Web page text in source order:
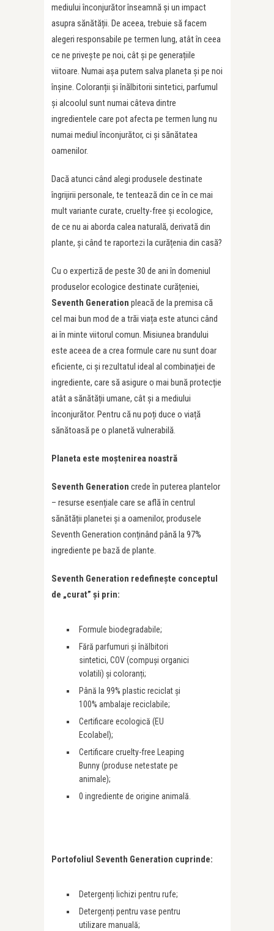
mediului înconjurător înseamnă și un impact
asupra sănătății. De aceea, trebuie să facem
alegeri responsabile pe termen lung, atât în ceea
ce ne privește pe noi, cât și pe generațiile
viitoare. Numai așa putem salva planeta și pe noi
înșine. Coloranții și înălbitorii sintetici, parfumul
și alcoolul sunt numai câteva dintre
ingredientele care pot afecta pe termen lung nu
numai mediul înconjurător, ci și sănătatea
oamenilor.
Dacă atunci când alegi produsele destinate
îngrijirii personale, te tentează din ce în ce mai
mult variante curate, cruelty-free și ecologice,
de ce nu ai aborda calea naturală, derivată din
plante, și când te raportezi la curățenia din casă?
Cu o expertiză de peste 30 de ani în domeniul
produselor ecologice destinate curățeniei,
Seventh Generation pleacă de la premisa că
cel mai bun mod de a trăi viața este atunci când
ai în minte viitorul comun. Misiunea brandului
este aceea de a crea formule care nu sunt doar
eficiente, ci și rezultatul ideal al combinației de
ingrediente, care să asigure o mai bună protecție
atât a sănătății umane, cât și a mediului
înconjurător. Pentru că nu poți duce o viață
sănătoasă pe o planetă vulnerabilă.
Planeta este moștenirea noastră
Seventh Generation crede în puterea plantelor
– resurse esențiale care se află în centrul
sănătății planetei și a oamenilor, produsele
Seventh Generation conținând până la 97%
ingrediente pe bază de plante.
Seventh Generation redefinește conceptul
de „curat” și prin:
Formule biodegradabile;
Fără parfumuri și înălbitori
sintetici, COV (compuși organici
volatili) și coloranți;
Până la 99% plastic reciclat și
100% ambalaje reciclabile;
Certificare ecologică (EU
Ecolabel);
Certificare cruelty-free Leaping
Bunny (produse netestate pe
animale);
0 ingrediente de origine animală.
Portofoliul Seventh Generation cuprinde:
Detergenți lichizi pentru rufe;
Detergenți pentru vase pentru
utilizare manuală;